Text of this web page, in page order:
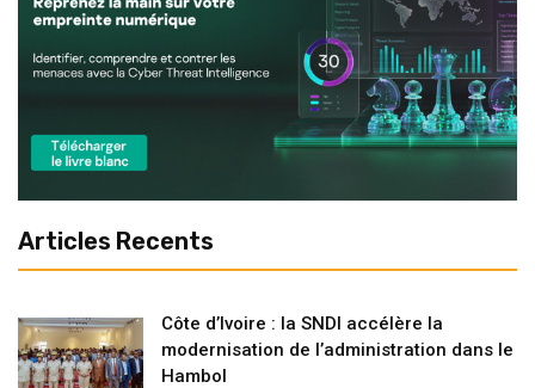
Articles Recents
Côte d’Ivoire : la SNDI accélère la
modernisation de l’administration dans le
Hambol